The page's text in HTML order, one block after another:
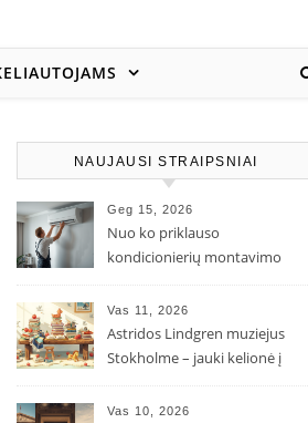
NAUJAUSI STRAIPSNIAI
Geg 15, 2026
Nuo ko priklauso
kondicionierių montavimo
Vas 11, 2026
Astridos Lindgren muziejus
Stokholme – jauki kelionė į
Vas 10, 2026